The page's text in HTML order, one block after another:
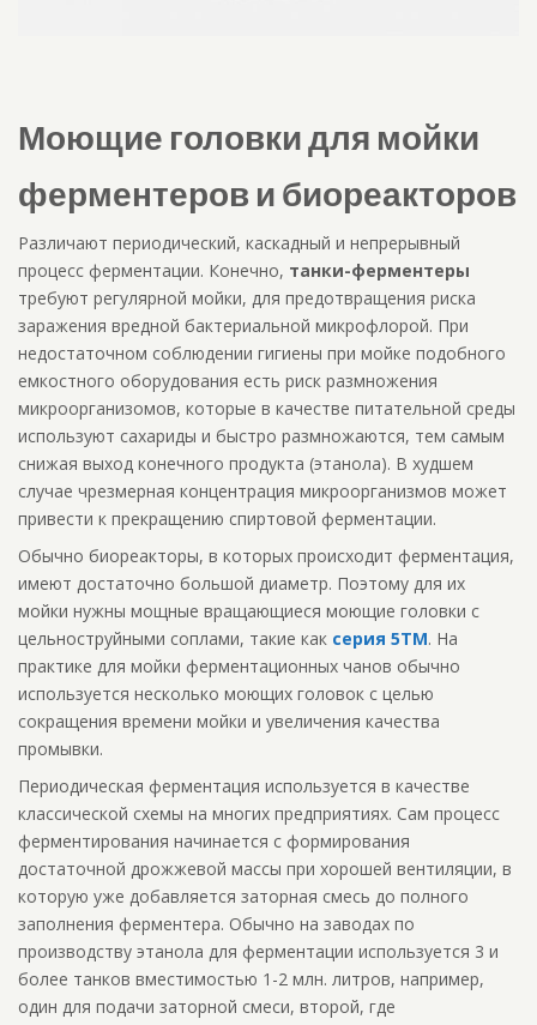
Моющие головки для мойки
ферментеров и биореакторов
Различают периодический, каскадный и непрерывный
процесс ферментации. Конечно, танки-ферментеры
требуют регулярной мойки, для предотвращения риска
заражения вредной бактериальной микрофлорой. При
недостаточном соблюдении гигиены при мойке подобного
емкостного оборудования есть риск размножения
микроорганизомов, которые в качестве питательной среды
используют сахариды и быстро размножаются, тем самым
снижая выход конечного продукта (этанола). В худшем
случае чрезмерная концентрация микроорганизмов может
привести к прекращению спиртовой ферментации.
Обычно биореакторы, в которых происходит ферментация,
имеют достаточно большой диаметр. Поэтому для их
мойки нужны мощные вращающиеся моющие головки с
цельноструйными соплами, такие как серия 5TM. На
практике для мойки ферментационных чанов обычно
используется несколько моющих головок с целью
сокращения времени мойки и увеличения качества
промывки.
Периодическая ферментация используется в качестве
классической схемы на многих предприятиях. Сам процесс
ферментирования начинается с формирования
достаточной дрожжевой массы при хорошей вентиляции, в
которую уже добавляется заторная смесь до полного
заполнения ферментера. Обычно на заводах по
производству этанола для ферментации используется 3 и
более танков вместимостью 1-2 млн. литров, например,
один для подачи заторной смеси, второй, где